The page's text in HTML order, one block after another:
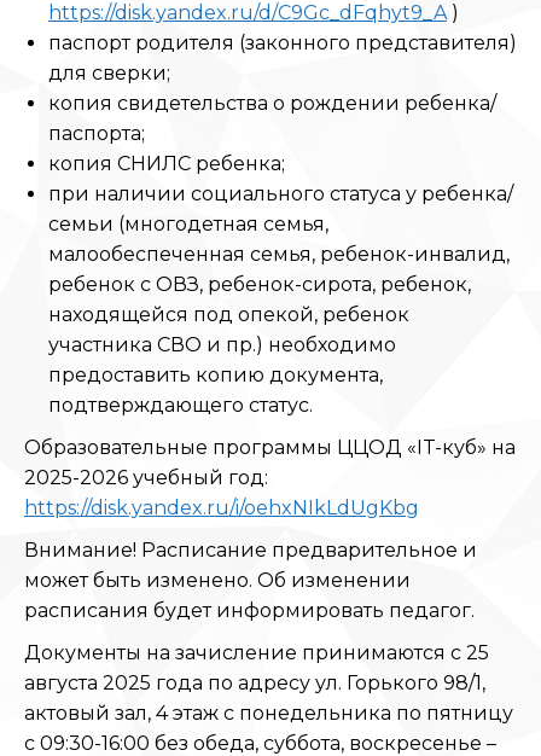
https://disk.yandex.ru/d/C9Gc_dFqhyt9_A)
паспорт родителя (законного представителя)
для сверки;
копия свидетельства о рождении ребенка/
паспорта;
копия СНИЛС ребенка;
при наличии социального статуса у ребенка/
семьи (многодетная семья,
малообеспеченная семья, ребенок-инвалид,
ребенок с ОВЗ, ребенок-сирота, ребенок,
находящейся под опекой, ребенок
участника СВО и пр.) необходимо
предоставить копию документа,
подтверждающего статус.
Образовательные программы ЦЦОД «IT-куб» на
2025-2026 учебный год:
https://disk.yandex.ru/i/oehxNIkLdUgKbg
Внимание! Расписание предварительное и
может быть изменено. Об изменении
расписания будет информировать педагог.
Документы на зачисление принимаются с 25
августа 2025 года по адресу ул. Горького 98/1,
актовый зал, 4 этаж с понедельника по пятницу
с 09:30-16:00 без обеда, суббота, воскресенье –